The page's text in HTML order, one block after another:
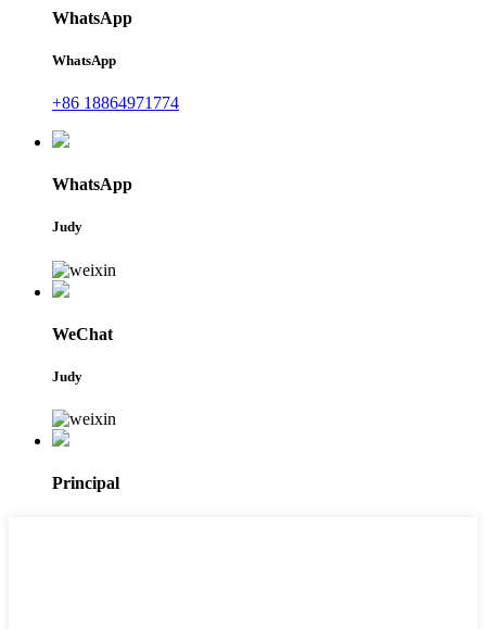
WhatsApp
WhatsApp
+86 18864971774
WhatsApp
Judy
WeChat
Judy
Principal